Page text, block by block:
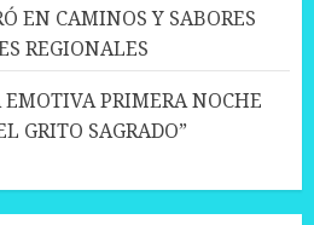
EN CAMINOS Y SABORES
REGIONALES
PRIMERA NOCHE
GRITO SAGRADO”